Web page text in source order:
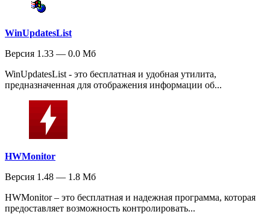
WinUpdatesList
Версия 1.33 — 0.0 Мб
WinUpdatesList - это бесплатная и удобная утилита,
предназначенная для отображения информации об...
HWMonitor
Версия 1.48 — 1.8 Мб
HWMonitor – это бесплатная и надежная программа, которая
предоставляет возможность контролировать...